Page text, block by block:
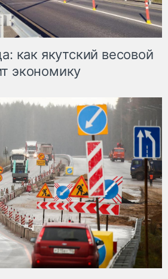
как якутский весовой
экономику